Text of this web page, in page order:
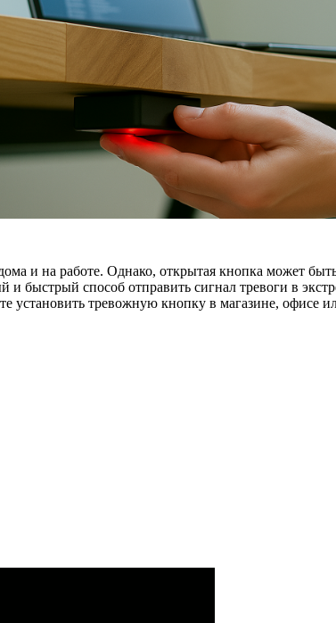
и на работе. Однако, открытая кнопка может
и быстрый способ отправить сигнал тревоги в
установить тревожную кнопку в магазине, офисе